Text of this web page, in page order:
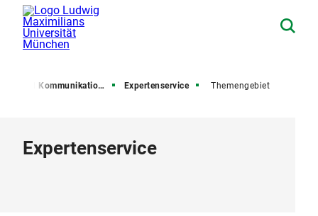
und Kommunikation (PuK) Expertenservice Themengebiet
Expertenservice